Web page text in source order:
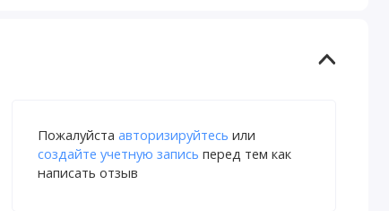
Пожалуйста авторизируйтесь или
создайте учетную запись перед тем как
написать отзыв